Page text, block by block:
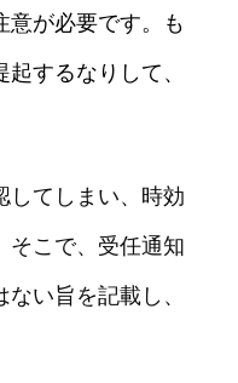
意が必要です。も
するなりして、
てしまい、時効
そこで、受任通知
い旨を記載し、